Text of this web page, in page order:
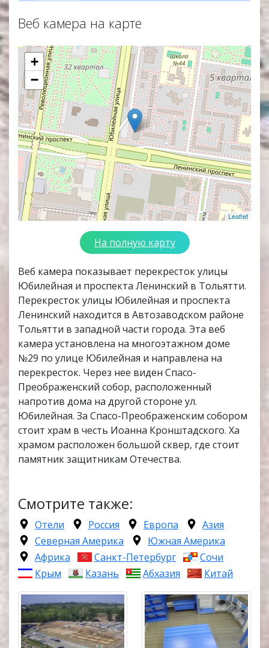
Веб камера на карте
+
−
Leaflet
На полную карту
Веб камера показывает перекресток улицы
Юбилейная и проспекта Ленинский в Тольятти.
Перекресток улицы Юбилейная и проспекта
Ленинский находится в Автозаводском районе
Тольятти в западной части города. Эта веб
камера установлена на многоэтажном доме
№29 по улице Юбилейная и направлена на
перекресток. Через нее виден Спасо-
Преображенский собор, расположенный
напротив дома на другой стороне ул.
Юбилейная. За Спасо-Преображенским собором
стоит храм в честь Иоанна Кронштадского. Ха
храмом расположен большой сквер, где стоит
памятник защитникам Отечества.
Смотрите также:
Отели Россия Европа
Азия
Северная Америка
Южная Америка
Африка
Санкт-Петербург
Сочи
Крым
Казань Абхазия Китай